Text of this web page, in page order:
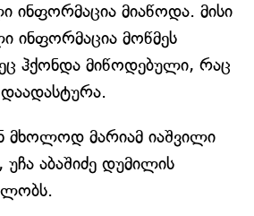
ინფორმაცია მიაწოდა. მისი
ინფორმაცია მოწმეს
ჰქონდა მიწოდებული, რაც
მხოლოდ მარიამ იაშვილი
აბაშიძე დუმილის